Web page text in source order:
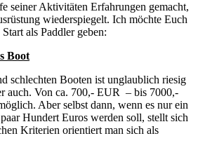
seiner Aktivitäten Erfahrungen gemacht,
wiederspiegelt. Ich möchte Euch
als Paddler geben:
Boot
schlechten Booten ist unglaublich riesig
auch. Von ca. 700,- EUR – bis 7000,-
Aber selbst dann, wenn es nur ein
Hundert Euros werden soll, stellt sich
Kriterien orientiert man sich als